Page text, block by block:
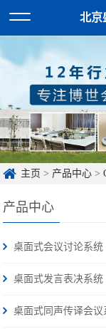
北京
主页 > 产品中心 >
产品中心
桌面式会议讨论系统
桌面式发言表决系统
桌面式同声传译会议